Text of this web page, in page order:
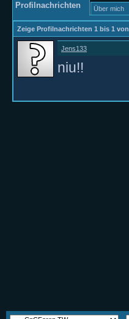
Profilnachrichten Über mich
Zeige Profilnachrichten 1 bis 1 von
Jens133
niu!!